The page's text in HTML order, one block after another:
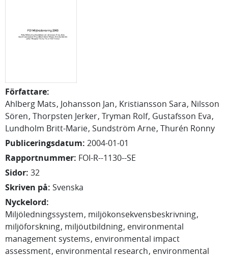
Författare:
Ahlberg Mats Johansson Jan Kristiansson Sara Nilsson
Sören Thorpsten Jerker Tryman Rolf Gustafsson Eva
Lundholm Britt-Marie Sundström Arne Thurén Ronny
Publiceringsdatum: 2004-01-01
Rapportnummer: FOI-R--1130--SE
Sidor: 32
Skriven på: Svenska
Nyckelord:
Miljöledningssystem miljökonsekvensbeskrivning
miljöforskning miljöutbildning environmental
management systems environmental impact
assessment environmental research environmental